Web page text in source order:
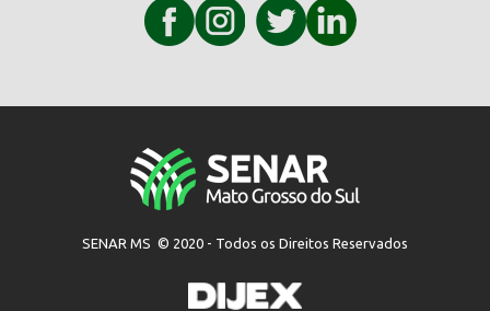
SENAR MS © 2020 - Todos os Direitos Reservados